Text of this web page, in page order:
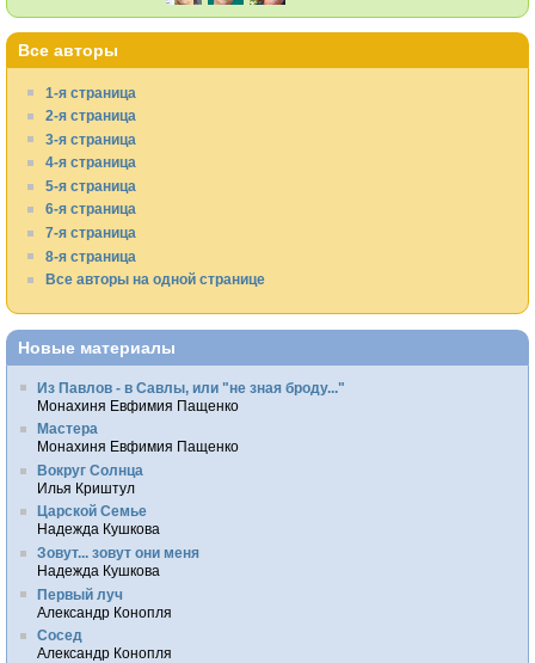
Все авторы
1-я страница
2-я страница
3-я страница
4-я страница
5-я страница
6-я страница
7-я страница
8-я страница
Все авторы на одной странице
Новые материалы
Из Павлов - в Савлы, или "не зная броду..."
Монахиня Евфимия Пащенко
Мастера
Монахиня Евфимия Пащенко
Вокруг Солнца
Илья Криштул
Царской Семье
Надежда Кушкова
Зовут... зовут они меня
Надежда Кушкова
Первый луч
Александр Конопля
Сосед
Александр Конопля